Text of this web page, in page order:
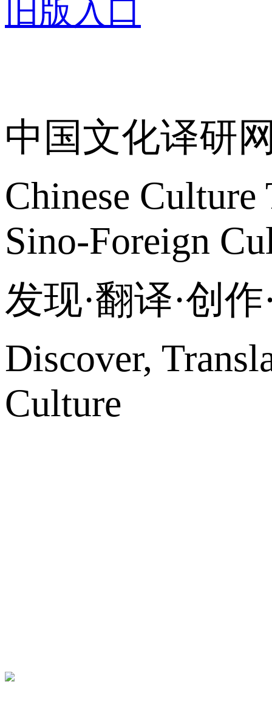
旧版入口
中国文化译研
Chinese
Sino-Foreign
发现·翻译·创
Discover,
Culture